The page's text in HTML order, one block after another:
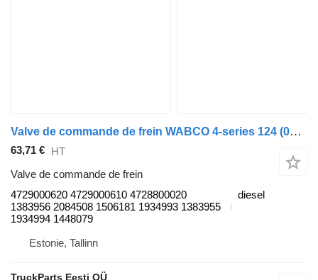
Valve de commande de frein WABCO 4-series 124 (01.95-12.04) 4729000620 pour tracteur routier Scania 4-series (1995-2006)
63,71 € HT
Valve de commande de frein
4729000620 4729000610 4728800020
1383956 2084508 1506181 1934993 1383955
1934994 1448079
diesel
Estonie, Tallinn
TruckParts Eesti OÜ